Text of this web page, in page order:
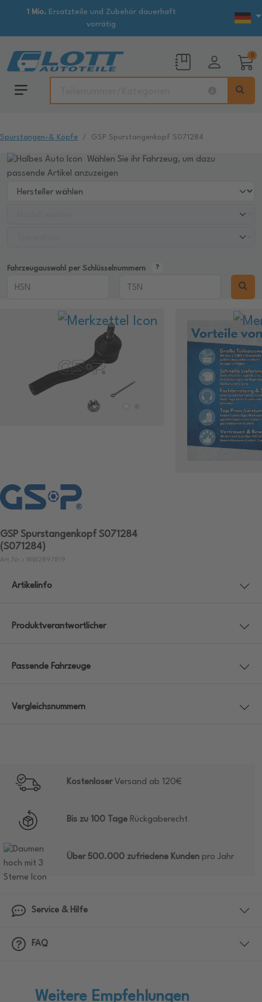
1 Mio.Ersatzteile und Zubehör dauerhaft
vorrätig
0
Spurstangen-& Köpfe GSP Spurstangenkopf S071284
Wählen Sie ihr Fahrzeug, um dazu
passende Artikel anzuzeigen
Fahrzeugauswahl per Schlüsselnummern
GSP Spurstangenkopf S071284
(S071284)
Art.Nr.: WW2897819
Artikelinfo
Produktverantwortlicher
Passende Fahrzeuge
Vergleichsnummern
KostenloserVersand ab 120€
Bis zu 100 Tage Rückgaberecht
Über 500.000 zufriedene Kunden pro Jahr
Service & Hilfe
FAQ
Weitere Empfehlungen